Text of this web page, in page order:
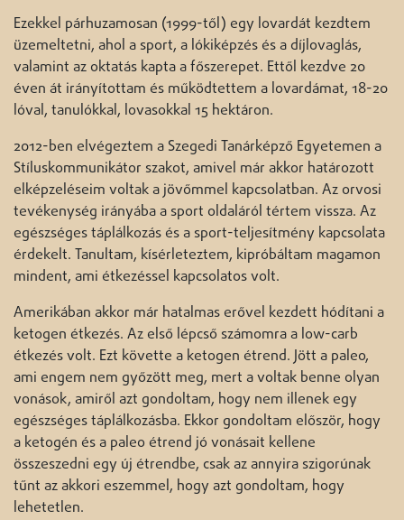
Ezekkel párhuzamosan (1999-től) egy lovardát kezdtem
üzemeltetni, ahol a sport, a lókiképzés és a díjlovaglás,
valamint az oktatás kapta a főszerepet. Ettől kezdve 20
éven át irányítottam és működtettem a lovardámat, 18-20
lóval, tanulókkal, lovasokkal 15 hektáron.
2012-ben elvégeztem a Szegedi Tanárképző Egyetemen a
Stíluskommunikátor szakot, amivel már akkor határozott
elképzeléseim voltak a jövőmmel kapcsolatban. Az orvosi
tevékenység irányába a sport oldaláról tértem vissza. Az
egészséges táplálkozás és a sport-teljesítmény kapcsolata
érdekelt. Tanultam, kísérleteztem, kipróbáltam magamon
mindent, ami étkezéssel kapcsolatos volt.
Amerikában akkor már hatalmas erővel kezdett hódítani a
ketogen étkezés. Az első lépcső számomra a low-carb
étkezés volt. Ezt követte a ketogen étrend. Jött a paleo,
ami engem nem győzött meg, mert a voltak benne olyan
vonások, amiről azt gondoltam, hogy nem illenek egy
egészséges táplálkozásba. Ekkor gondoltam először, hogy
a ketogén és a paleo étrend jó vonásait kellene
összeszedni egy új étrendbe, csak az annyira szigorúnak
tűnt az akkori eszemmel, hogy azt gondoltam, hogy
lehetetlen.